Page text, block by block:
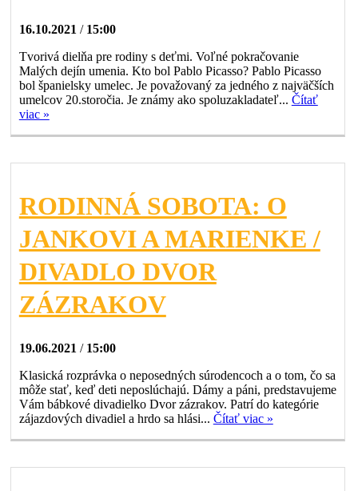
16.10.2021 / 15:00
Tvorivá dielňa pre rodiny s deťmi. Voľné pokračovanie
Malých dejín umenia. Kto bol Pablo Picasso? Pablo Picasso
bol španielsky umelec. Je považovaný za jedného z najväčších
umelcov 20.storočia. Je známy ako spoluzakladateľ... Čítať
viac »
RODINNÁ SOBOTA: O
JANKOVI A MARIENKE /
DIVADLO DVOR
ZÁZRAKOV
19.06.2021 / 15:00
Klasická rozprávka o neposedných súrodencoch a o tom, čo sa
môže stať, keď deti neposlúchajú. Dámy a páni, predstavujeme
Vám bábkové divadielko Dvor zázrakov. Patrí do kategórie
zájazdových divadiel a hrdo sa hlási... Čítať viac »